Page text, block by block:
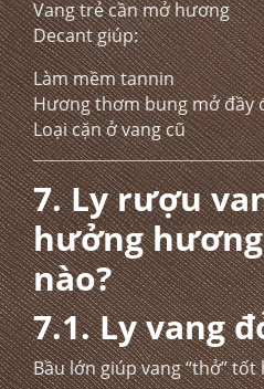
Vang trẻ cần mở hương
Decant giúp:
Làm mềm tannin
Hương thơm bung mở đầy
Loại cặn ở vang cũ
7. Ly rượu
hưởng
nào?
7.1. Ly vang
Bầu lớn giúp vang “thở” tốt